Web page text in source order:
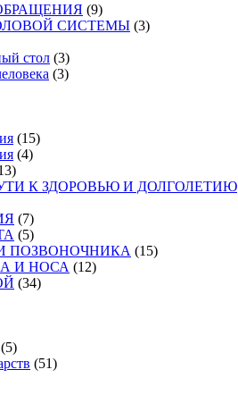
(9)
СИСТЕМЫ (3)
стол (3)
(3)
(15)
(4)
К ЗДОРОВЬЮ И ДОЛГОЛЕТИЮ
(7)
(5)
ПОЗВОНОЧНИКА (15)
И НОСА (12)
(34)
(5)
(51)